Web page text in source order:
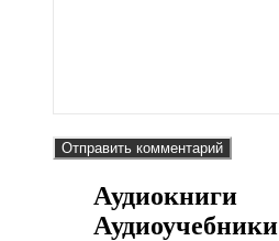
Аудиокниги
Аудиоучебники